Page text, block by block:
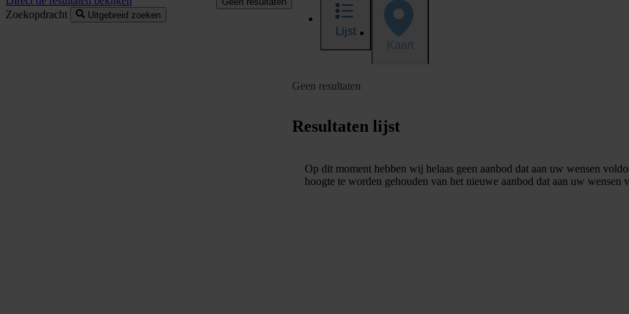
Zoekopdracht
Uitgebreid zoeken
Lijst
Kaart
Geen resultaten
Resultaten lijst
Op dit moment hebben wij helaas geen aanbod dat aan uw wensen
hoogte te worden gehouden van het nieuwe aanbod dat aan uw wensen